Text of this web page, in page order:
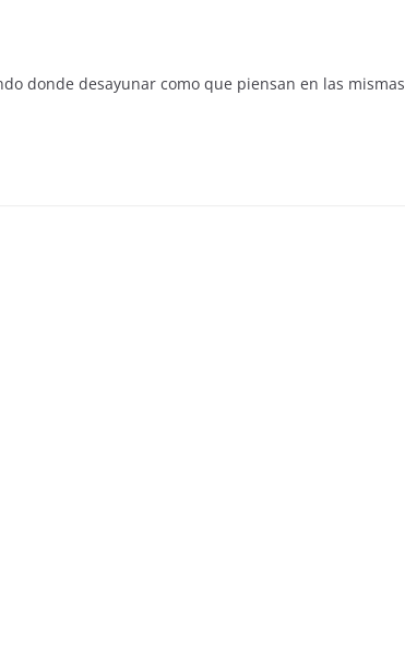
donde desayunar como que piensan en las mismas